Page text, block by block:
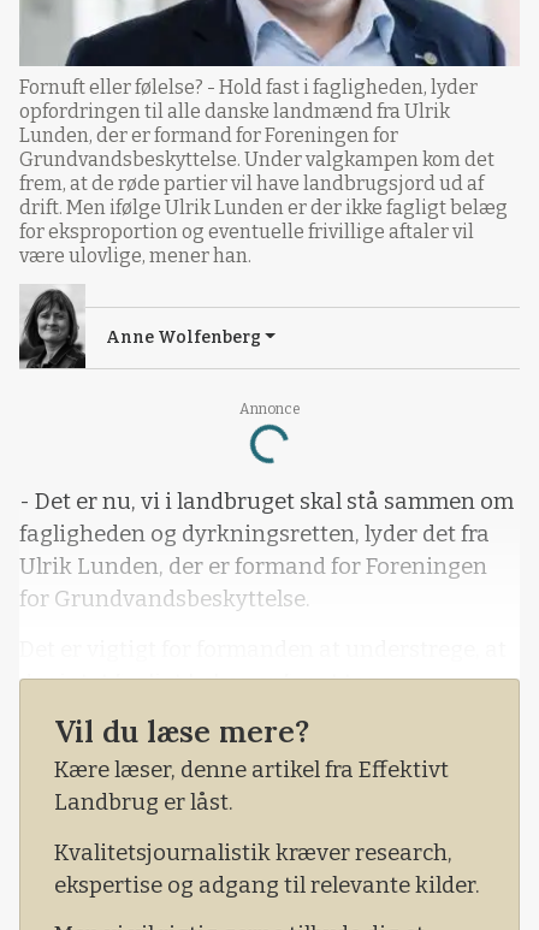
Annonce
Loading...
Fornuft eller følelse? - Hold fast i fagligheden, lyder
opfordringen til alle danske landmænd fra Ulrik
Lunden, der er formand for Foreningen for
Grundvandsbeskyttelse. Under valgkampen kom det
frem, at de røde partier vil have landbrugsjord ud af
drift. Men ifølge Ulrik Lunden er der ikke fagligt belæg
for eksproportion og eventuelle frivillige aftaler vil
være ulovlige, mener han.
Anne Wolfenberg
- Det er nu, vi i landbruget skal stå sammen om
fagligheden og dyrkningsretten, lyder det fra
Ulrik Lunden, der er formand for Foreningen
for Grundvandsbeskyttelse.
der intet fagligt belæg er for at tage
landbrugsjord ud af drift for at beskytte
grundvandet. Noget som de røde partier
foreslog under vangkampen.
af brug af pesticider på dyrkningsfladen, gør
Ulrik Lunden opmærksom på.
Vil du læse mere?
Kære læser, denne artikel fra Effektivt
Landbrug er låst.
Kvalitetsjournalistik kræver research,
ekspertise og adgang til relevante kilder.